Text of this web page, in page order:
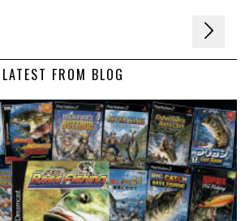
LATEST FROM BLOG